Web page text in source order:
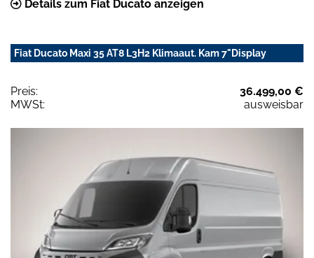
Details zum Fiat Ducato anzeigen
Fiat Ducato Maxi 35 AT8 L3H2 Klimaaut. Kam 7"Display
Preis:
36.499,00 €
MWSt:
ausweisbar